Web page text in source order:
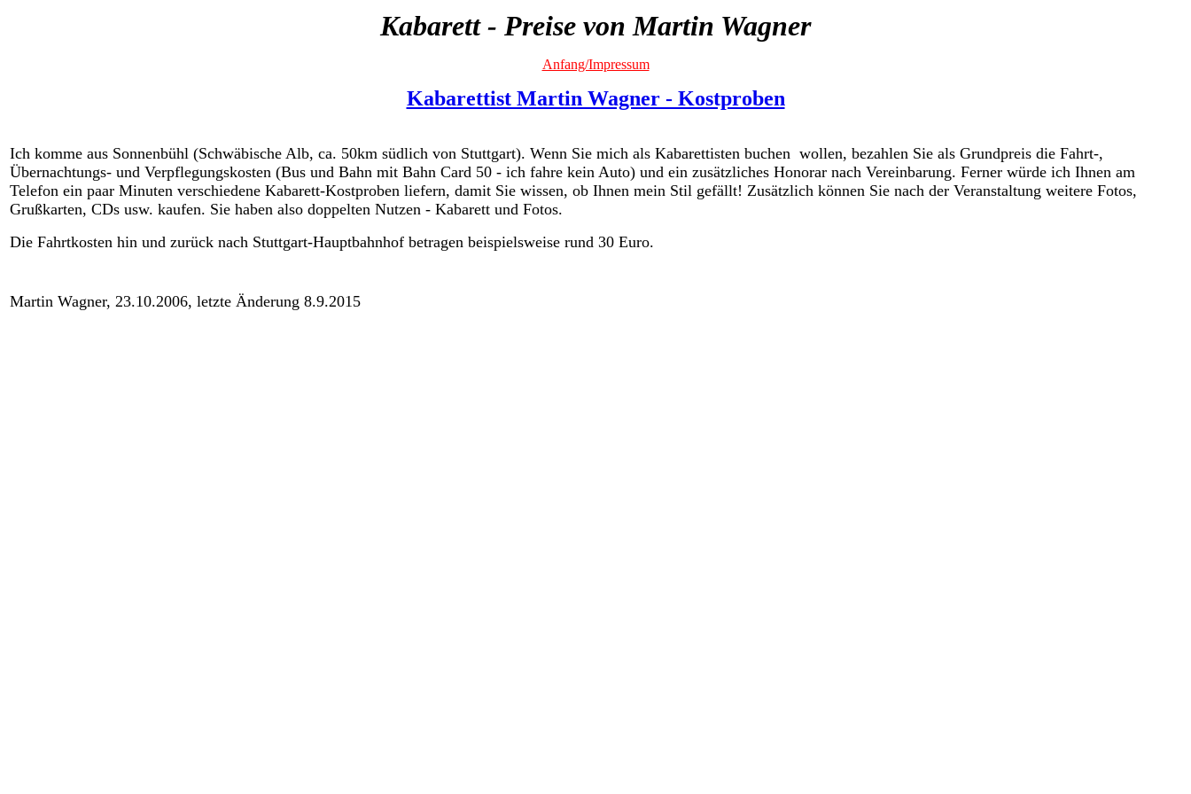
Kabarett - Preise von Martin Wagner
Anfang/Impressum
Kabarettist Martin Wagner - Kostproben
Ich komme aus Sonnenbühl (Schwäbische Alb, ca. 50km südlich von Stuttgart). Wenn Sie mich als Kabarettisten buchen wollen, bezahlen Sie als Grundpreis die Fahrt-,
Übernachtungs- und Verpflegungskosten (Bus und Bahn mit Bahn Card 50 - ich fahre kein Auto) und ein zusätzliches Honorar nach Vereinbarung. Ferner würde ich Ihnen am
Telefon ein paar Minuten verschiedene Kabarett-Kostproben liefern, damit Sie wissen, ob Ihnen mein Stil gefällt! Zusätzlich können Sie nach der Veranstaltung weitere Fotos,
Grußkarten, CDs usw. kaufen. Sie haben also doppelten Nutzen - Kabarett und Fotos.
Die Fahrtkosten hin und zurück nach Stuttgart-Hauptbahnhof betragen beispielsweise rund 30 Euro.
Martin Wagner, 23.10.2006, letzte Änderung 8.9.2015